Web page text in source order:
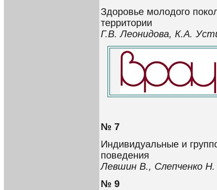
Здоровье молодого
территории
Г.В. Леонидова, К.А.
№ 7
Индивидуальные и
поведения
Левшин В., Слепченко Н.
№ 9